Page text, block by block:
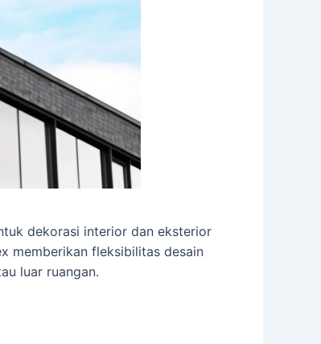
dekorasi interior dan eksterior
memberikan fleksibilitas desain
luar ruangan.